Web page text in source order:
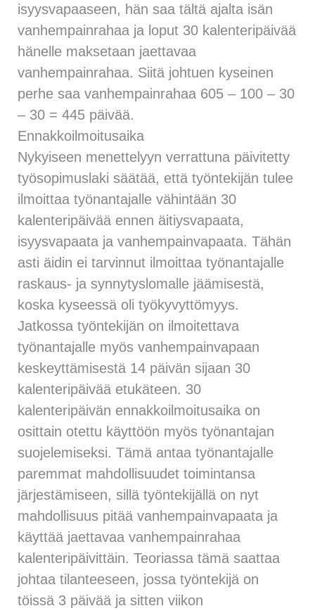
isyysvapaaseen, hän saa tältä ajalta isän
vanhempainrahaa ja loput 30 kalenteripäivää
hänelle maksetaan jaettavaa
vanhempainrahaa. Siitä johtuen kyseinen
perhe saa vanhempainrahaa 605 – 100 – 30
– 30 = 445 päivää.
Ennakkoilmoitusaika
Nykyiseen menettelyyn verrattuna päivitetty
työsopimuslaki säätää, että työntekijän tulee
ilmoittaa työnantajalle vähintään 30
kalenteripäivää ennen äitiysvapaata,
isyysvapaata ja vanhempainvapaata. Tähän
asti äidin ei tarvinnut ilmoittaa työnantajalle
raskaus- ja synnytyslomalle jäämisestä,
koska kyseessä oli työkyvyttömyys.
Jatkossa työntekijän on ilmoitettava
työnantajalle myös vanhempainvapaan
keskeyttämisestä 14 päivän sijaan 30
kalenteripäivää etukäteen. 30
kalenteripäivän ennakkoilmoitusaika on
osittain otettu käyttöön myös työnantajan
suojelemiseksi. Tämä antaa työnantajalle
paremmat mahdollisuudet toimintansa
järjestämiseen, sillä työntekijällä on nyt
mahdollisuus pitää vanhempainvapaata ja
käyttää jaettavaa vanhempainrahaa
kalenteripäivittäin. Teoriassa tämä saattaa
johtaa tilanteeseen, jossa työntekijä on
töissä 3 päivää ja sitten viikon